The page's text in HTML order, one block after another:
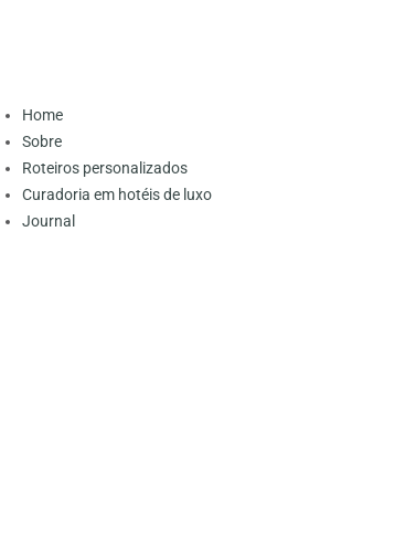
Home
Sobre
Roteiros personalizados
Curadoria em hotéis de luxo
Journal